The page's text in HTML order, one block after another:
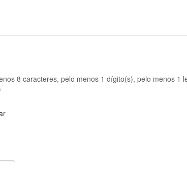
8 caracteres, pelo menos 1 dígito(s), pelo menos